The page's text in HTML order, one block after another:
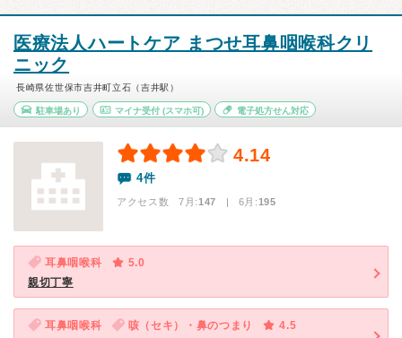
医療法人ハートケア まつせ耳鼻咽喉科クリ
ニック
長崎県佐世保市吉井町立石（吉井駅）
駐車場あり マイナ受付(スマホ可) 電子処方せん対応
4.14
4件
アクセス数 7月:147 | 6月:195
耳鼻咽喉科
5.0
親切丁寧
耳鼻咽喉科 咳（セキ）・鼻のつまり
4.5